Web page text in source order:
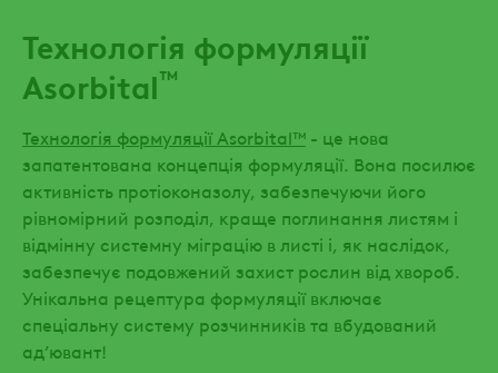
Технологія формуляції
Asorbital™
Технологія формуляції Asorbital™ - це нова
запатентована концепція формуляції. Вона посилює
активність протіоконазолу, забезпечуючи його
рівномірний розподіл, краще поглинання листям і
відмінну системну міграцію в листі і, як наслідок,
забезпечує подовжений захист рослин від хвороб.
Унікальна рецептура формуляції включає
спеціальну систему розчинників та вбудований
ад’ювант!